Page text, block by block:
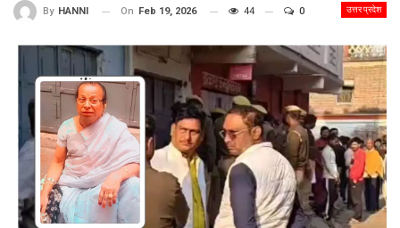
उत्तर प्रदेश
By HANNI On Feb 19, 2026 44 0